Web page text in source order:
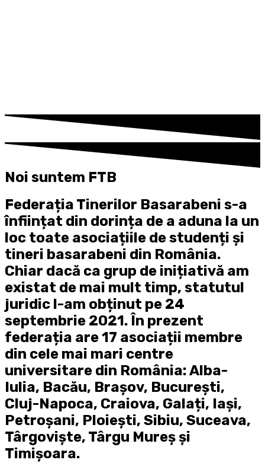
Noi suntem FTB
Federația Tinerilor Basarabeni s-a
înființat din dorința de a aduna la un
loc toate asociațiile de studenți și
tineri basarabeni din România.
Chiar dacă ca grup de inițiativă am
existat de mai mult timp, statutul
juridic l-am obținut pe 24
septembrie 2021. În prezent
federația are17 asociații membre
din cele mai mari centre
universitare din România: Alba-
Iulia, Bacău, Brașov, București,
Cluj-Napoca, Craiova, Galați, Iași,
Petroșani, Ploiești, Sibiu, Suceava,
Târgoviște, Târgu Mureș și
Timișoara.